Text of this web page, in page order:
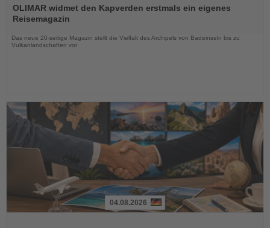
Sie
die
Nachrichten
OLIMAR widmet den Kapverden erstmals ein eigenes
Reisemagazin
Das neue 20-seitige Magazin stellt die Vielfalt des Archipels von Badeinseln bis zu
Vulkanlandschaften vor
04.08.2026